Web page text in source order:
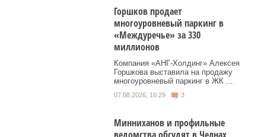
Горшков продает
многоуровневый паркинг в
«Междуречье» за 330
миллионов
Компания «АНГ-Холдинг» Алексея
Горшкова выставила на продажу
многоуровневый паркинг в ЖК ...
07.08.2026, 16:29 3
Минниханов и профильные
ведомства обсудят в Челнах